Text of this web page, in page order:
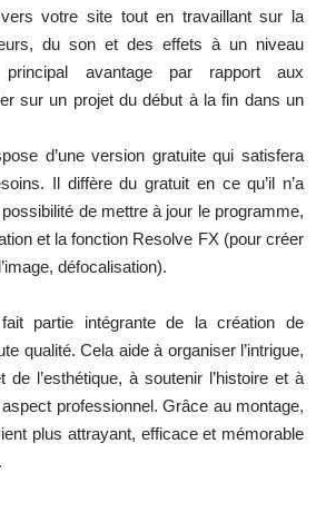
votre site tout en travaillant sur la
du son et des effets à un niveau
avantage par rapport aux
sur un projet du début à la fin dans un
d’une version gratuite qui satisfera
Il diffère du gratuit en ce qu’il n’a
de mettre à jour le programme,
et la fonction Resolve FX (pour créer
défocalisation).
partie intégrante de la création de
qualité. Cela aide à organiser l’intrigue,
l’esthétique, à soutenir l’histoire et à
professionnel. Grâce au montage,
plus attrayant, efficace et mémorable